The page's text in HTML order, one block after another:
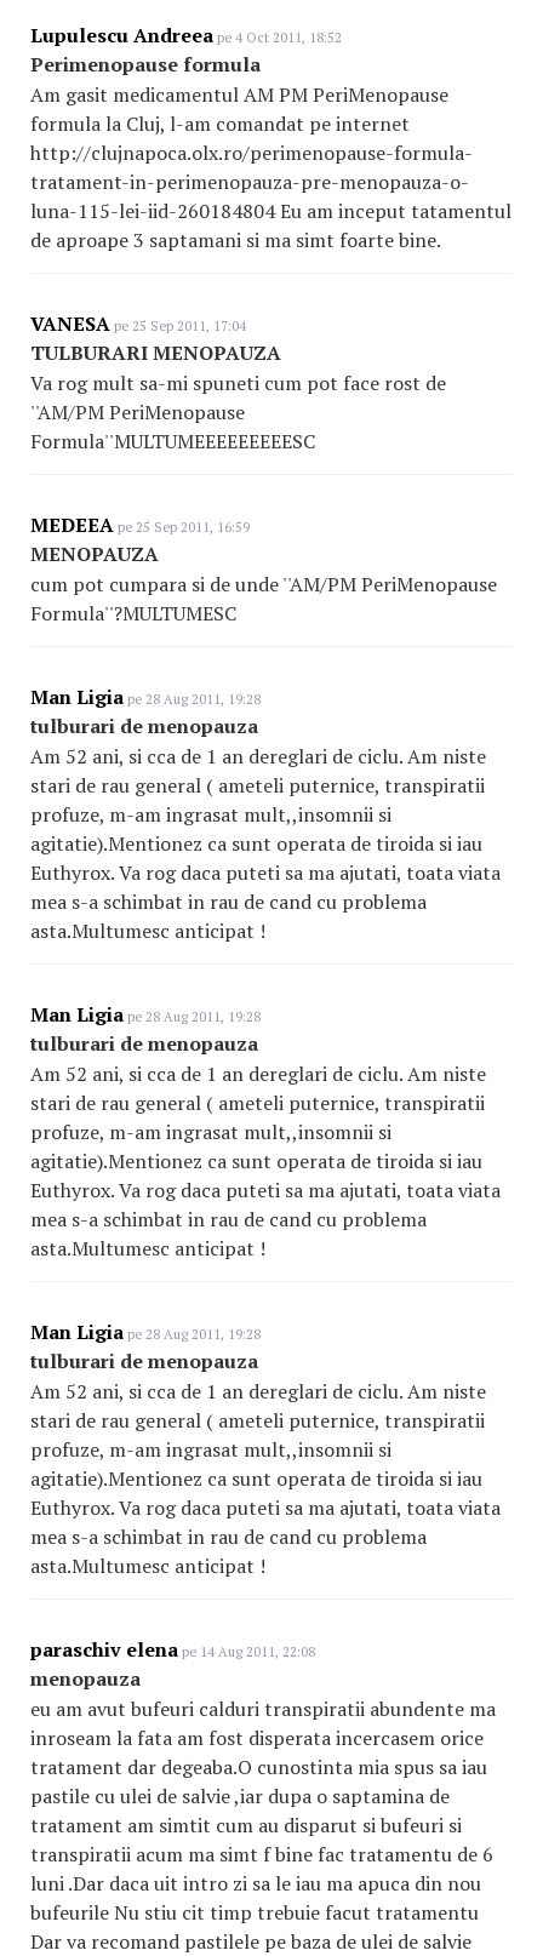
Lupulescu Andreea pe 4 Oct 2011, 18:52
Perimenopause formula
Am gasit medicamentul AM PM PeriMenopause
formula la Cluj, l-am comandat pe internet
http://clujnapoca.olx.ro/perimenopause-formula-
tratament-in-perimenopauza-pre-menopauza-o-
luna-115-lei-iid-260184804 Eu am inceput tatamentul
de aproape 3 saptamani si ma simt foarte bine.
VANESA pe 25 Sep 2011, 17:04
TULBURARI MENOPAUZA
Va rog mult sa-mi spuneti cum pot face rost de
''AM/PM PeriMenopause
Formula''MULTUMEEEEEEEEESC
MEDEEA pe 25 Sep 2011, 16:59
MENOPAUZA
cum pot cumpara si de unde ''AM/PM PeriMenopause
Formula''?MULTUMESC
Man Ligia pe 28 Aug 2011, 19:28
tulburari de menopauza
Am 52 ani, si cca de 1 an dereglari de ciclu. Am niste
stari de rau general ( ameteli puternice, transpiratii
profuze, m-am ingrasat mult,,insomnii si
agitatie).Mentionez ca sunt operata de tiroida si iau
Euthyrox. Va rog daca puteti sa ma ajutati, toata viata
mea s-a schimbat in rau de cand cu problema
asta.Multumesc anticipat !
Man Ligia pe 28 Aug 2011, 19:28
tulburari de menopauza
Am 52 ani, si cca de 1 an dereglari de ciclu. Am niste
stari de rau general ( ameteli puternice, transpiratii
profuze, m-am ingrasat mult,,insomnii si
agitatie).Mentionez ca sunt operata de tiroida si iau
Euthyrox. Va rog daca puteti sa ma ajutati, toata viata
mea s-a schimbat in rau de cand cu problema
asta.Multumesc anticipat !
Man Ligia pe 28 Aug 2011, 19:28
tulburari de menopauza
Am 52 ani, si cca de 1 an dereglari de ciclu. Am niste
stari de rau general ( ameteli puternice, transpiratii
profuze, m-am ingrasat mult,,insomnii si
agitatie).Mentionez ca sunt operata de tiroida si iau
Euthyrox. Va rog daca puteti sa ma ajutati, toata viata
mea s-a schimbat in rau de cand cu problema
asta.Multumesc anticipat !
paraschiv elena pe 14 Aug 2011, 22:08
menopauza
eu am avut bufeuri calduri transpiratii abundente ma
inroseam la fata am fost disperata incercasem orice
tratament dar degeaba.O cunostinta mia spus sa iau
pastile cu ulei de salvie ,iar dupa o saptamina de
tratament am simtit cum au disparut si bufeuri si
transpiratii acum ma simt f bine fac tratamentu de 6
luni .Dar daca uit intro zi sa le iau ma apuca din nou
bufeurile Nu stiu cit timp trebuie facut tratamentu
Dar va recomand pastilele pe baza de ulei de salvie